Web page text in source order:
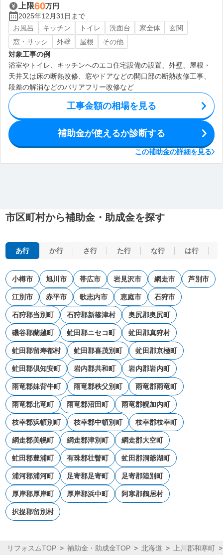
上限60万円
2025年12月31日まで
お風呂
キッチン トイレ 洗面台 家全体
玄関
窓・サッシ
外壁 屋根
その他
対象工事の例
浴室やトイレ、キッチンへのエコ住宅設備の設置、外壁、屋根・
天井又は床の断熱改修、窓やドアなどの開口部の断熱改修工事、
段差の解消などのバリアフリー改修など
工事金額の相場を見る
補助金が使えるか診断する
この補助金の詳細を見る
市区町村から補助金・助成金を探す
あ行 か行 さ行 た行 な行 は行
小樽市 旭川市 帯広市 岩見沢市 網走市 芦別市
江別市 赤平市 歌志内市 恵庭市 石狩市
石狩郡当別町 石狩郡新篠津村 奥尻郡奥尻町
磯谷郡蘭越町 虻田郡ニセコ町 虻田郡真狩村
虻田郡留寿都村 虻田郡喜茂別町 虻田郡京極町
虻田郡倶知安町 岩内郡共和町 岩内郡岩内町
雨竜郡妹背牛町 雨竜郡秩父別町 雨竜郡雨竜町
雨竜郡北竜町 雨竜郡沼田町 雨竜郡幌加内町
枝幸郡浜頓別町 枝幸郡中頓別町 枝幸郡枝幸町
網走郡美幌町 網走郡津別町 網走郡大空町
虻田郡豊浦町 有珠郡壮瞥町 虻田郡洞爺湖町
浦河郡浦河町 足寄郡足寄町 足寄郡陸別町
厚岸郡厚岸町 厚岸郡浜中町 阿寒郡鶴居村
択捉郡留別村
リフォスムTOP 補助金・助成金TOP 北海道 上川郡和寒町